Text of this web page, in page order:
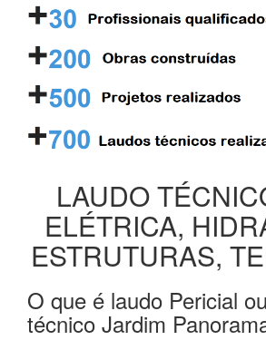
LAUDO
ELÉTRICA,
ESTRUTURAS,
O que é laudo Pericial
técnico Jardim